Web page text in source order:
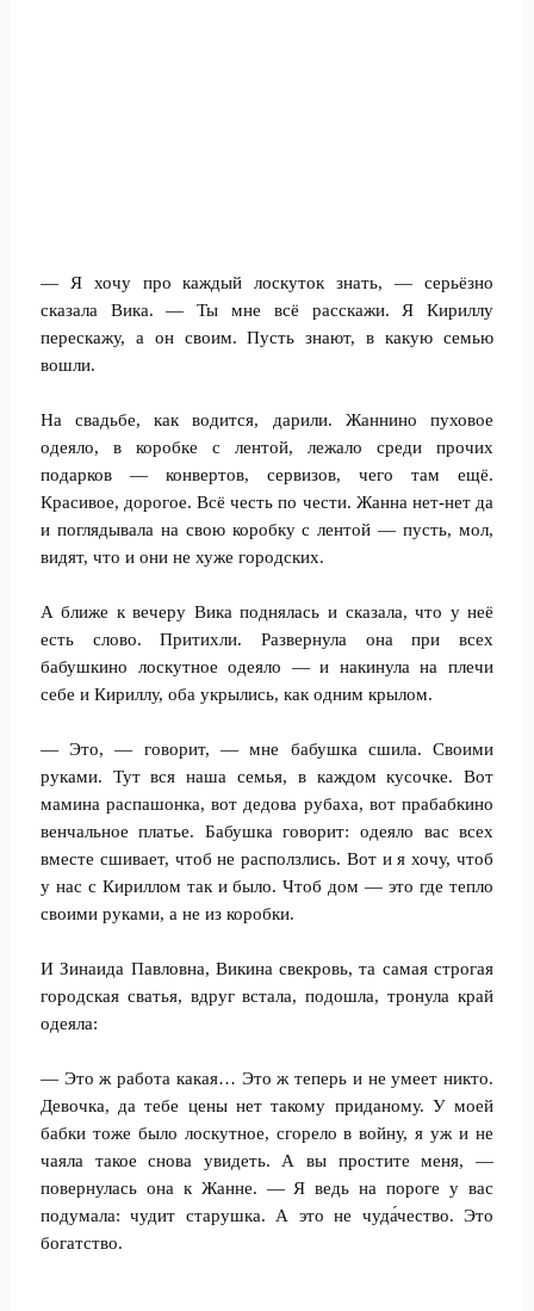
— Я хочу про каждый лоскуток знать, — серьёзно
сказала Вика. — Ты мне всё расскажи. Я Кириллу
перескажу, а он своим. Пусть знают, в какую семью
вошли.
На свадьбе, как водится, дарили. Жаннино пуховое
одеяло, в коробке с лентой, лежало среди прочих
подарков — конвертов, сервизов, чего там ещё.
Красивое, дорогое. Всё честь по чести. Жанна нет-нет да
и поглядывала на свою коробку с лентой — пусть, мол,
видят, что и они не хуже городских.
А ближе к вечеру Вика поднялась и сказала, что у неё
есть слово. Притихли. Развернула она при всех
бабушкино лоскутное одеяло — и накинула на плечи
себе и Кириллу, оба укрылись, как одним крылом.
— Это, — говорит, — мне бабушка сшила. Своими
руками. Тут вся наша семья, в каждом кусочке. Вот
мамина распашонка, вот дедова рубаха, вот прабабкино
венчальное платье. Бабушка говорит: одеяло вас всех
вместе сшивает, чтоб не расползлись. Вот и я хочу, чтоб
у нас с Кириллом так и было. Чтоб дом — это где тепло
своими руками, а не из коробки.
И Зинаида Павловна, Викина свекровь, та самая строгая
городская сватья, вдруг встала, подошла, тронула край
одеяла:
— Это ж работа какая… Это ж теперь и не умеет никто.
Девочка, да тебе цены нет такому приданому. У моей
бабки тоже было лоскутное, сгорело в войну, я уж и не
чаяла такое снова увидеть. А вы простите меня, —
повернулась она к Жанне. — Я ведь на пороге у вас
подумала: чудит старушка. А это не чуда́чество. Это
богатство.